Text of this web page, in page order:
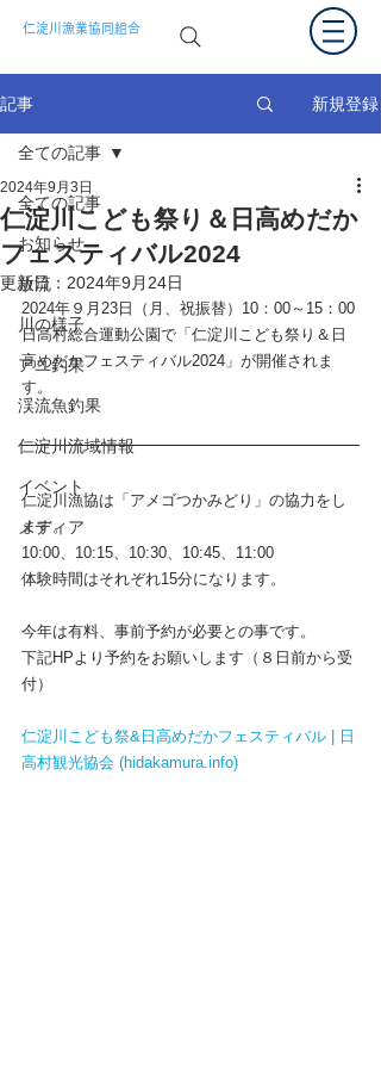
仁淀川漁業協同組合
記事 新規登録
全ての記事
お知らせ
放流
川の様子
アユ釣果
渓流魚釣果
仁淀川流域情報
イベント
メディア
全ての記事
仁淀川こども祭り＆日高めだか
フェスティバル2024
2024年9月3日
更新日： 2024年9月24日
2024年９月23日（月、祝振替）10：00～15：00
日高村総合運動公園で「仁淀川こども祭り＆日
高めだかフェスティバル2024」が開催されま
す。
仁淀川漁協は「アメゴつかみどり」の協力をし
ます。
10:00、10:15、10:30、10:45、11:00
体験時間はそれぞれ15分になります。
今年は有料、事前予約が必要との事です。
下記HPより予約をお願いします（８日前から受
付）
仁淀川こども祭&日高めだかフェスティバル | 日
高村観光協会 (hidakamura.info)